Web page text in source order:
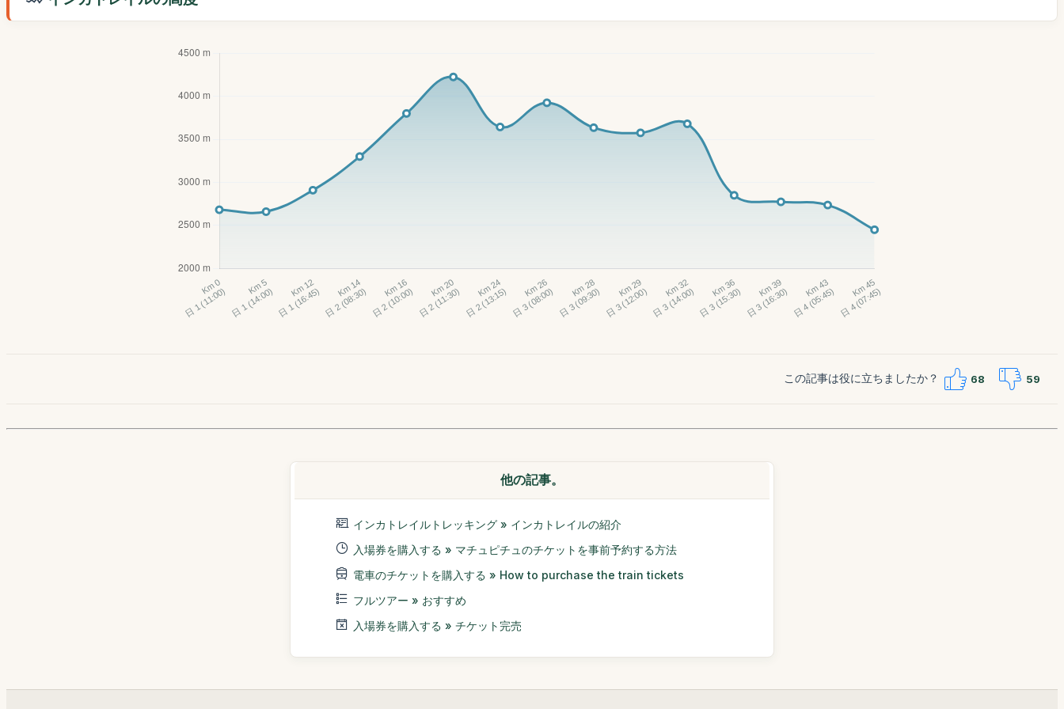
この記事は役に立ちましたか？ 68 59
他の記事。
インカトレイルトレッキング » インカトレイルの紹介
入場券を購入する » マチュピチュのチケットを事前予約する方法
電車のチケットを購入する » How to purchase the train tickets
フルツアー » おすすめ
入場券を購入する » チケット完売